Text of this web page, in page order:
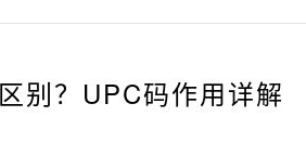
别？UPC码作用详解